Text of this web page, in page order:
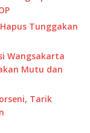
Tunggakan
Wangsakarta
Mutu dan
Tarik